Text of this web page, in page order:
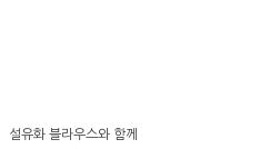
설유화 블라우스와 함께